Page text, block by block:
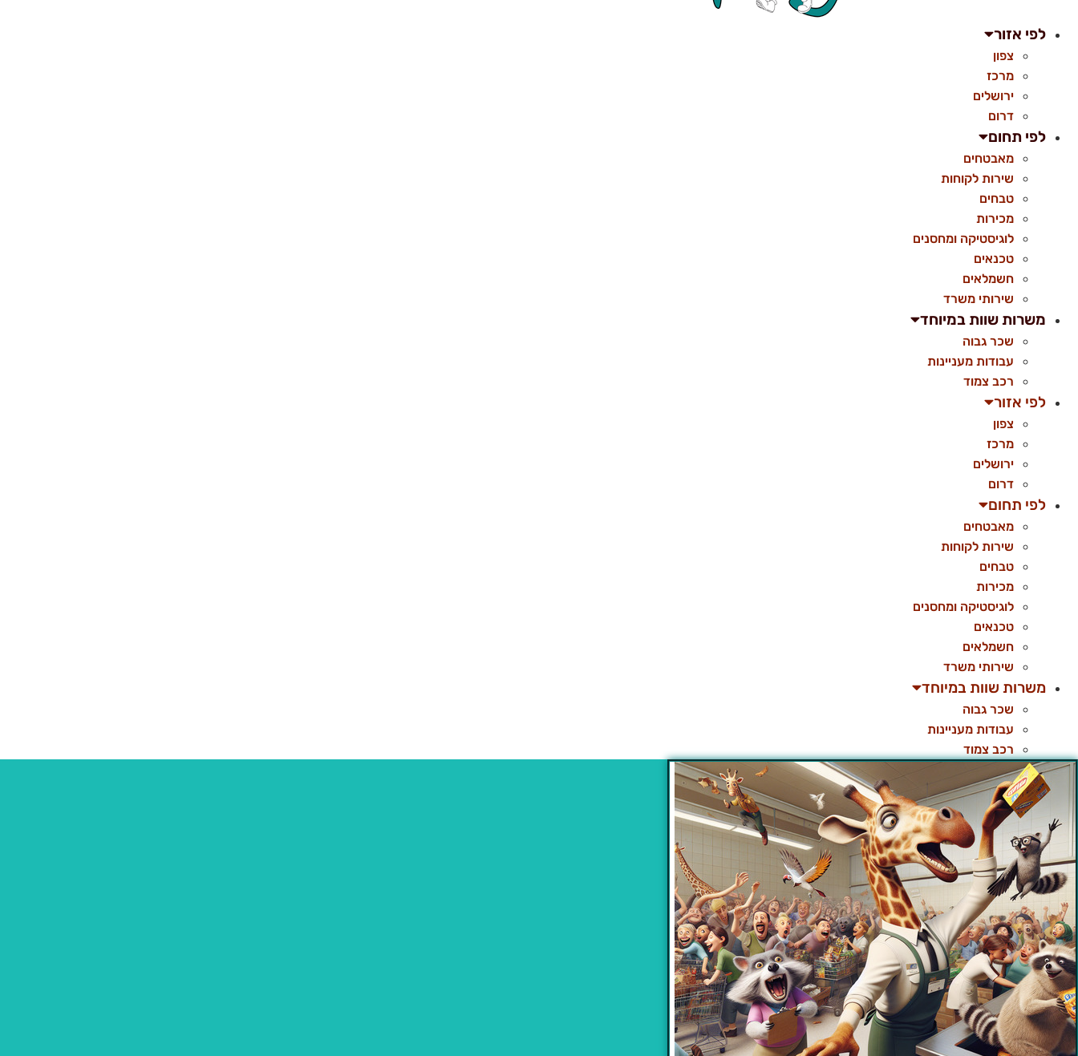
לפי אזור
צפון
מרכז
ירושלים
דרום
לפי תחום
מאבטחים
שירות לקוחות
טבחים
מכירות
לוגיסטיקה ומחסנים
טכנאים
חשמלאים
שירותי משרד
משרות שוות במיוחד
שכר גבוה
עבודות מעניינות
רכב צמוד
לפי אזור
צפון
מרכז
ירושלים
דרום
לפי תחום
מאבטחים
שירות לקוחות
טבחים
מכירות
לוגיסטיקה ומחסנים
טכנאים
חשמלאים
שירותי משרד
משרות שוות במיוחד
שכר גבוה
עבודות מעניינות
רכב צמוד